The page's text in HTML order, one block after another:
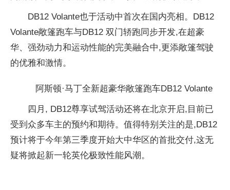
DB12 Volante也于活动中首次在国内亮相。DB12
Volante敞篷跑车与DB12 双门轿跑同步开发,在超豪
华、强劲动力和运动性能的完美融合中,更添敞篷驾驶
的优雅和激情。
阿斯顿·马丁全新超豪华敞篷跑车DB12 Volante
四月, DB12尊享试驾活动还将在北京开启,目前已
受到众多车主的预约和期待。值得特别关注的是,DB12
预计将于今年第三季度开始大中华区的首批交付,这无
疑将掀起新一轮英伦极致性能风潮。